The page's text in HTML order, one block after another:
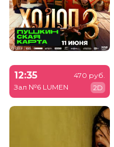
12:35
Зал №6 LUMEN
470 руб.
2D